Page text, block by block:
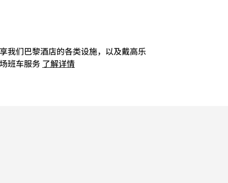
我们巴黎酒店的各类设施，以及戴高乐
班车服务 了解详情